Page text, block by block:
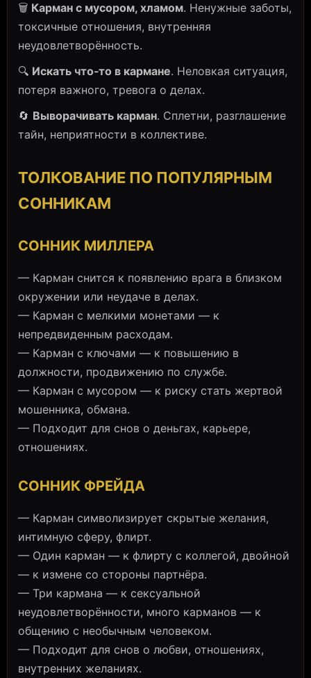
🗑️ Карман с мусором, хламом. Ненужные заботы,
токсичные отношения, внутренняя
неудовлетворённость.
🔍 Искать что‑то в кармане. Неловкая ситуация,
потеря важного, тревога о делах.
🔄 Выворачивать карман. Сплетни, разглашение
тайн, неприятности в коллективе.
ТОЛКОВАНИЕ ПО ПОПУЛЯРНЫМ
СОННИКАМ
СОННИК МИЛЛЕРА
— Карман снится к появлению врага в близком
окружении или неудаче в делах.
— Карман с мелкими монетами — к
непредвиденным расходам.
— Карман с ключами — к повышению в
должности, продвижению по службе.
— Карман с мусором — к риску стать жертвой
мошенника, обмана.
— Подходит для снов о деньгах, карьере,
отношениях.
СОННИК ФРЕЙДА
— Карман символизирует скрытые желания,
интимную сферу, флирт.
— Один карман — к флирту с коллегой, двойной
— к измене со стороны партнёра.
— Три кармана — к сексуальной
неудовлетворённости, много карманов — к
общению с необычным человеком.
— Подходит для снов о любви, отношениях,
внутренних желаниях.